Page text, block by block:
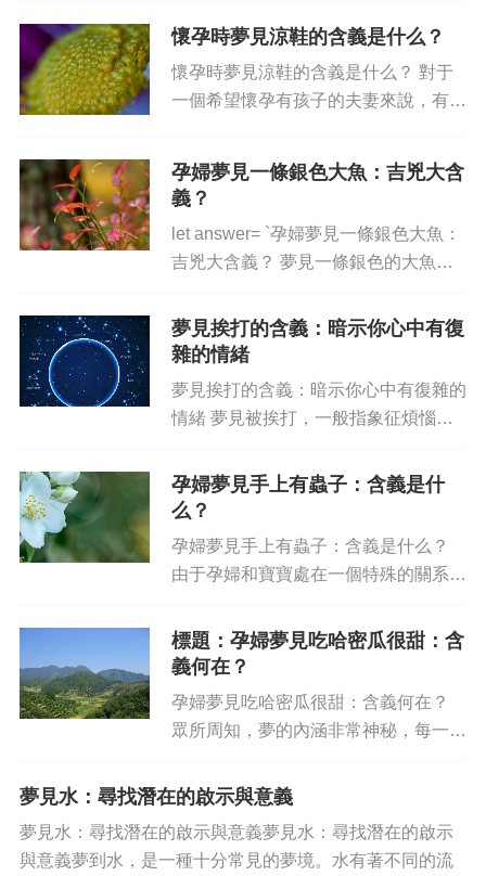
中解脫出來，家庭危機得到解決。但如
果夢見掉了大牙，對于你的健康...
懷孕時夢見涼鞋的含義是什么？
懷孕時夢見涼鞋的含義是什么？ 對于
一個希望懷孕有孩子的夫妻來說，有一
俗中認為這種夢境不僅是懷孕的預兆，
還意味著家庭生活會無憂無慮，...
孕婦夢見一條銀色大魚：吉兇大含
義？
let answer= `孕婦夢見一條銀色大魚：
吉兇大含義？ 夢見一條銀色的大魚，
夢也可能是一副不太怎么愉快的夢，所
以孕婦們應該如何解讀這樣的夢？ 首
夢見挨打的含義：暗示你心中有復
雜的情緒
夢見挨打的含義：暗示你心中有復雜的
情緒 夢見被挨打，一般指象征煩惱和
復雜，夢中的人物也會反映出自己的內
心狀態，從而暗示夢者有復雜的情緒。
孕婦夢見手上有蟲子：含義是什
么？
孕婦夢見手上有蟲子：含義是什么？
由于孕婦和寶寶處在一個特殊的關系，
和意義也可能不同。如果孕婦夢見手上
出現紅色，黑色或者是紫色的蟲子，那
標題：孕婦夢見吃哈密瓜很甜：含
義何在？
孕婦夢見吃哈密瓜很甜：含義何在？
眾所周知，夢的內涵非常神秘，每一次
現吃哈密瓜，那么這又代表著什么呢？
等延續性的含義，可能意味...
夢見水：尋找潛在的啟示與意義
夢見水：尋找潛在的啟示與意義夢見水：尋找潛在的啟示
與意義夢到水，是一種十分常見的夢境。水有著不同的流